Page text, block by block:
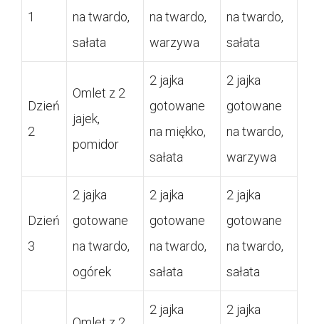
1
na twardo,
sałata
na twardo,
warzywa
na twardo,
sałata
Dzień
2
Omlet z 2
jajek,
pomidor
2 jajka
gotowane
na miękko,
sałata
2 jajka
gotowane
na twardo,
warzywa
Dzień
3
2 jajka
gotowane
na twardo,
ogórek
2 jajka
gotowane
na twardo,
sałata
2 jajka
gotowane
na twardo,
sałata
2 jajka 2 jajka